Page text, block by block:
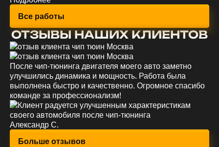
Все работы
ОТЗЫВЫ НАШИХ КЛИЕНТОВ
После чип-тюнинга двигателя моего авто заметно
улучшились динамика и мощность. Работа была
выполнена быстро и качественно. Огромное спасибо
команде за профессионализм!
Александр С.
Больше отзывов